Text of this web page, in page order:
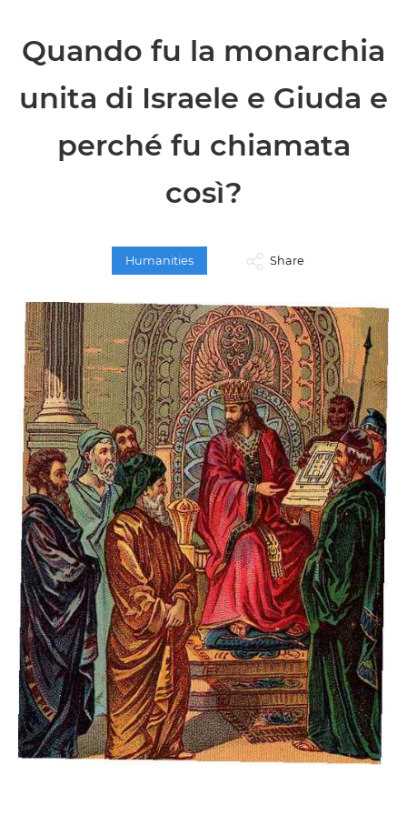
Quando fu la monarchia
unita di Israele e Giuda e
perché fu chiamata
così?
Humanities Share